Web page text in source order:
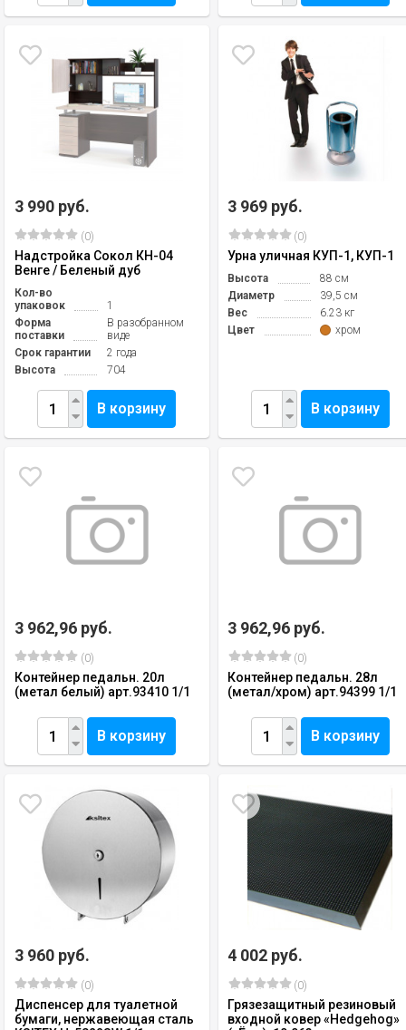
3 990 руб.
(0)
Надстройка Сокол КН-04
Венге / Беленый дуб
Кол-во
упаковок
1
Форма
поставки
В разобранном
виде
Срок гарантии
2 года
Высота
704
В корзину
3 969 руб.
(0)
Урна уличная КУП-1, КУП-1
Высота
88 см
Диаметр
39,5 см
Вес
6.23 кг
Цвет
хром
В корзину
3 962,96 руб.
(0)
Контейнер педальн. 20л
(метал белый) арт.93410 1/1
В корзину
3 962,96 руб.
(0)
Контейнер педальн. 28л
(метал/хром) арт.94399 1/1
В корзину
3 960 руб.
(0)
Диспенсер для туалетной
бумаги, нержавеющая сталь
4 002 руб.
(0)
Грязезащитный резиновый
входной ковер «Hedgehog»